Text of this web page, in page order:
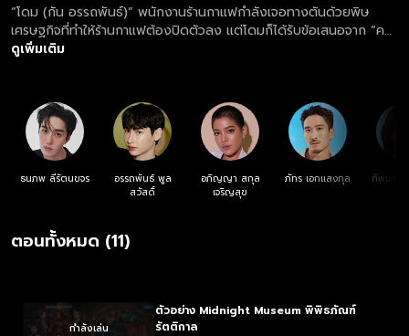
“โดม (กัน อรรถพันธ์)” พนักงานร้านกาแฟกำลังเจอทางตันด้วยพิษ
เศรษฐกิจที่ทำให้ร้านกาแฟต้องปิดตัวลง แต่โดมก็ได้รับข้อเสนอจาก “คทา
(ต่อ ธนภพ)” ลูกค้าปริศนาขาประจำที่มักสั่งกาแฟ แต่ไม่แม้แต่ยกมาจิบ
ดูเพิ่มเติม
ธนภพ ลีรัตนขจร
อรรถพันธ์ พูล
สวัสดิ์
อภิญญา สกุล
เจริญสุข
ภัทร เอกแสงกุล
ทิพนารี
ตอนทั้งหมด (11)
กำลังเล่น
ตัวอย่าง Midnight Museum พิพิธภัณฑ์
รัตติกาล